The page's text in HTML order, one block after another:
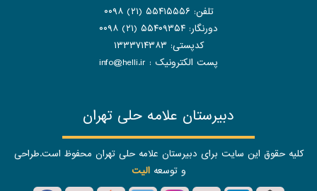
تلفن: ۵۵۴۱۵۵۵۶ (۲۱) ۰۰۹۸
دورنگار: ۵۵۴۰۹۳۵۴ (۲۱) ۰۰۹۸
کدپستی: ۱۳۳۳۷۱۴۳۸۳
پست الکترونیک : info@helli.ir
دبیرستان علامه حلی تهران
کلیه حقوق این سایت برای دبیرستان علامه حلی تهران محفوظ است.طراحی
و توسعهالیت